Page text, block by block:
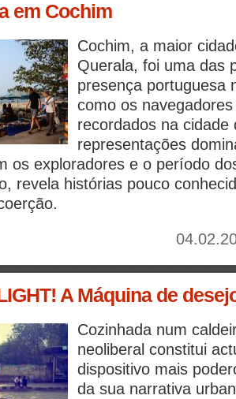
em Cochim
Cochim, a maior
Querala, foi uma das
presença portuguesa
como os
recordados na cidade
representações
os exploradores e o período
revela histórias pouco
A Máquina de
Cozinhada num
neoliberal constitui
dispositivo mais
da sua narrativa